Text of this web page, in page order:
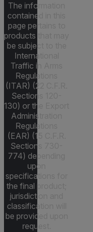
The information
contained in this
page pertains to
products that may
be subject to the
International
Traffic in Arms
Regulations
(ITAR) (22 C.F.R.
Sections 120-
130) or the Export
Administration
Regulations
(EAR) (15 C.F.R.
Sections 730-
774) depending
upon
specifications for
the final product;
jurisdiction and
classification will
be provided upon
request.